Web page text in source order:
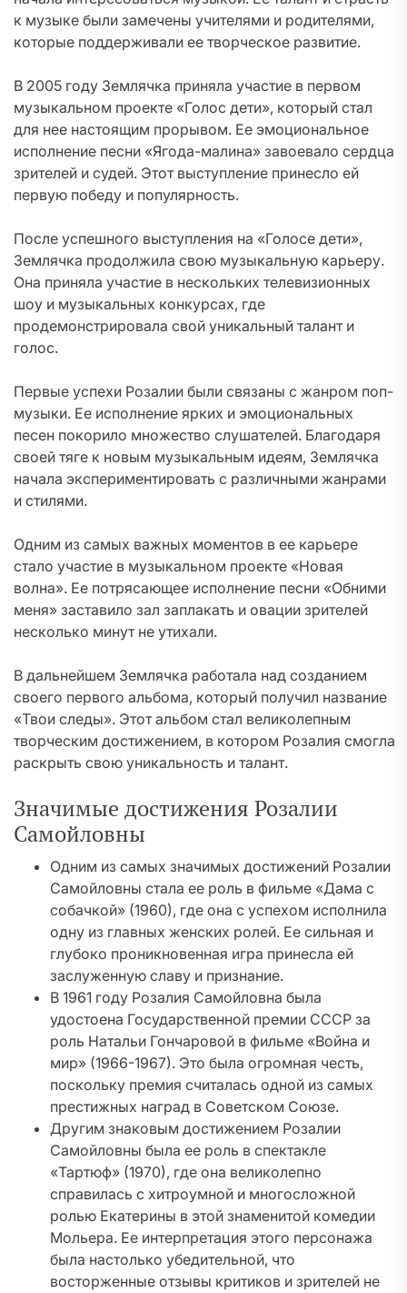
к музыке были замечены учителями и родителями,
которые поддерживали ее творческое развитие.
В 2005 году Землячка приняла участие в первом
музыкальном проекте «Голос дети», который стал
для нее настоящим прорывом. Ее эмоциональное
исполнение песни «Ягода-малина» завоевало сердца
зрителей и судей. Этот выступление принесло ей
первую победу и популярность.
После успешного выступления на «Голосе дети»,
Землячка продолжила свою музыкальную карьеру.
Она приняла участие в нескольких телевизионных
шоу и музыкальных конкурсах, где
продемонстрировала свой уникальный талант и
голос.
Первые успехи Розалии были связаны с жанром поп-
музыки. Ее исполнение ярких и эмоциональных
песен покорило множество слушателей. Благодаря
своей тяге к новым музыкальным идеям, Землячка
начала экспериментировать с различными жанрами
и стилями.
Одним из самых важных моментов в ее карьере
стало участие в музыкальном проекте «Новая
волна». Ее потрясающее исполнение песни «Обними
меня» заставило зал заплакать и овации зрителей
несколько минут не утихали.
В дальнейшем Землячка работала над созданием
своего первого альбома, который получил название
«Твои следы». Этот альбом стал великолепным
творческим достижением, в котором Розалия смогла
раскрыть свою уникальность и талант.
Значимые достижения Розалии
Самойловны
Одним из самых значимых достижений Розалии
Самойловны стала ее роль в фильме «Дама с
собачкой» (1960), где она с успехом исполнила
одну из главных женских ролей. Ее сильная и
глубоко проникновенная игра принесла ей
заслуженную славу и признание.
В 1961 году Розалия Самойловна была
удостоена Государственной премии СССР за
роль Натальи Гончаровой в фильме «Война и
мир» (1966-1967). Это была огромная честь,
поскольку премия считалась одной из самых
престижных наград в Советском Союзе.
Другим знаковым достижением Розалии
Самойловны была ее роль в спектакле
«Тартюф» (1970), где она великолепно
справилась с хитроумной и многосложной
ролью Екатерины в этой знаменитой комедии
Мольера. Ее интерпретация этого персонажа
была настолько убедительной, что
восторженные отзывы критиков и зрителей не